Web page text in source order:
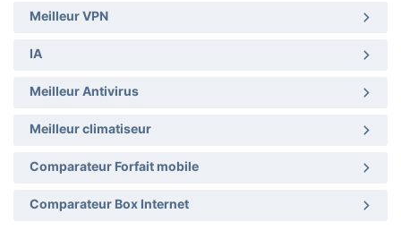
Meilleur VPN
IA
Meilleur Antivirus
Meilleur climatiseur
Comparateur Forfait mobile
Comparateur Box Internet